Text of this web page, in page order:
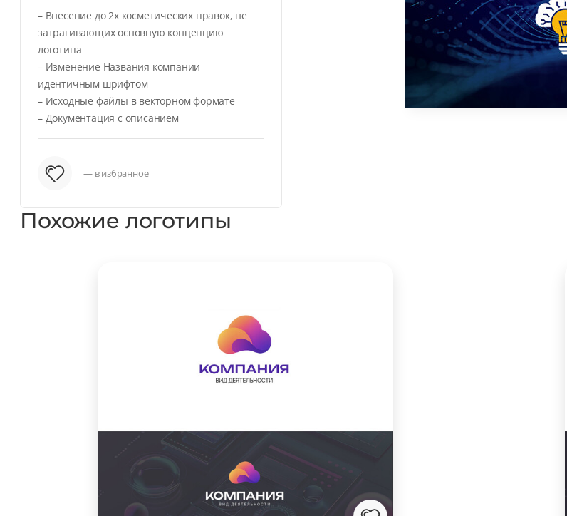
– Внесение до 2х косметических правок, не
затрагивающих основную концепцию
логотипа
– Изменение Названия компании
идентичным шрифтом
– Исходные файлы в векторном формате
– Документация с описанием
— в избранное
Похожие логотипы